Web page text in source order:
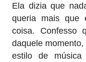
Ela dizia que
queria mais que
coisa. Confesso
daquele
estilo de